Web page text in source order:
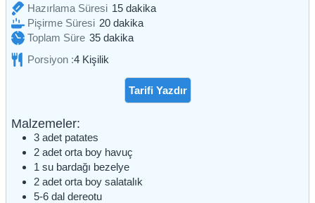
Hazırlama Süresi 15dakika
dakika
Pişirme Süresi 20dakika
dakika
Toplam Süre 35dakika
dakika
Porsiyon :4 Kişilik
Tarifi Yazdır
Malzemeler:
3 adet patates
2 adet orta boy havuç
1 su bardağı bezelye
2 adet orta boy salatalık
5-6 dal dereotu